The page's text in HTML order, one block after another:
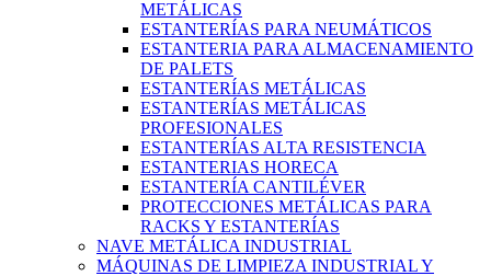
METÁLICAS
ESTANTERÍAS PARA NEUMÁTICOS
ESTANTERIA PARA ALMACENAMIENTO
DE PALETS
ESTANTERÍAS METÁLICAS
ESTANTERÍAS METÁLICAS
PROFESIONALES
ESTANTERÍAS ALTA RESISTENCIA
ESTANTERIAS HORECA
ESTANTERÍA CANTILÉVER
PROTECCIONES METÁLICAS PARA
RACKS Y ESTANTERÍAS
NAVE METÁLICA INDUSTRIAL
MÁQUINAS DE LIMPIEZA INDUSTRIAL Y